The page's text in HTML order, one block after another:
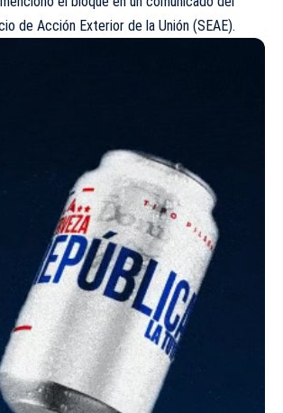
de Acción Exterior de la Unión (SEAE).